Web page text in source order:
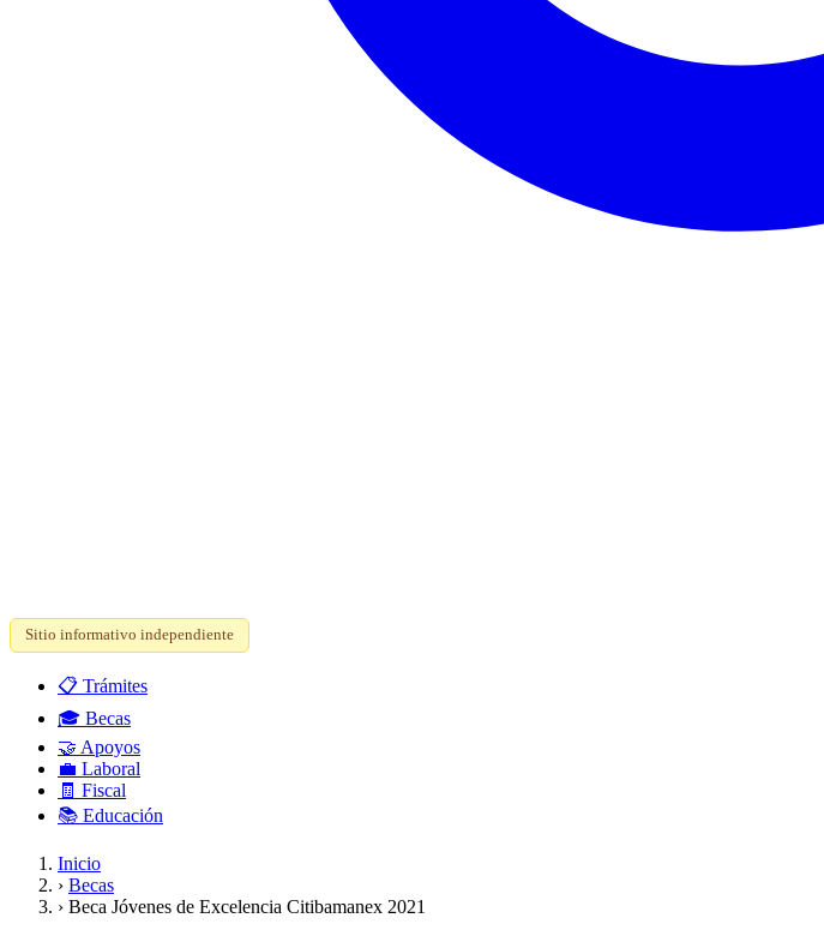
Sitio informativo independiente
📋 Trámites
🎓 Becas
🤝 Apoyos
💼 Laboral
🧾 Fiscal
📚 Educación
Inicio
› Becas
› Beca Jóvenes de Excelencia Citibamanex 2021